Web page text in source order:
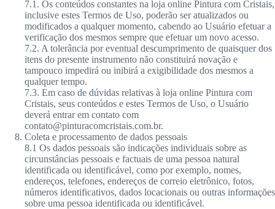
7.1. Os conteúdos constantes na loja online Pintura com Cristais,
inclusive estes Termos de Uso, poderão ser atualizados ou
modificados a qualquer momento, cabendo ao Usuário efetuar a
verificação dos mesmos sempre que efetuar um novo acesso.
7.2. A tolerância por eventual descumprimento de quaisquer dos
itens do presente instrumento não constituirá novação e
tampouco impedirá ou inibirá a exigibilidade dos mesmos a
qualquer tempo.
7.3. Em caso de dúvidas relativas à loja online Pintura com
Cristais, seus conteúdos e estes Termos de Uso, o Usuário
deverá entrar em contato com
contato@pinturacomcristais.com.br.
Coleta e processamento de dados pessoais
8.1 Os dados pessoais são indicações individuais sobre as
circunstâncias pessoais e factuais de uma pessoa natural
identificada ou identificável, como por exemplo, nomes,
endereços, telefones, endereços de correio eletrônico, fotos,
números identificativos, dados locacionais ou outras informações
sobre uma pessoa identificada ou identificável.